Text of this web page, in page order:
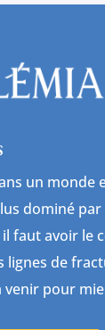
un monde
dominé par
faut avoir le
lignes de
venir pour